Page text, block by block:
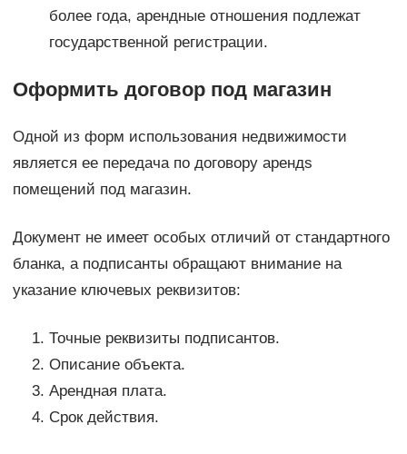
более года, арендные отношения подлежат
государственной регистрации.
Оформить договор под магазин
Одной из форм использования недвижимости
является ее передача по договору арендs
помещений под магазин.
Документ не имеет особых отличий от стандартного
бланка, а подписанты обращают внимание на
указание ключевых реквизитов:
Точные реквизиты подписантов.
Описание объекта.
Арендная плата.
Срок действия.